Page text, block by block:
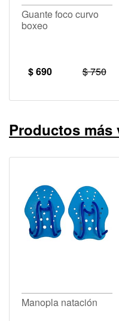
Guante foco curvo
boxeo
$ 690 $ 750
Productos más
Manopla natación